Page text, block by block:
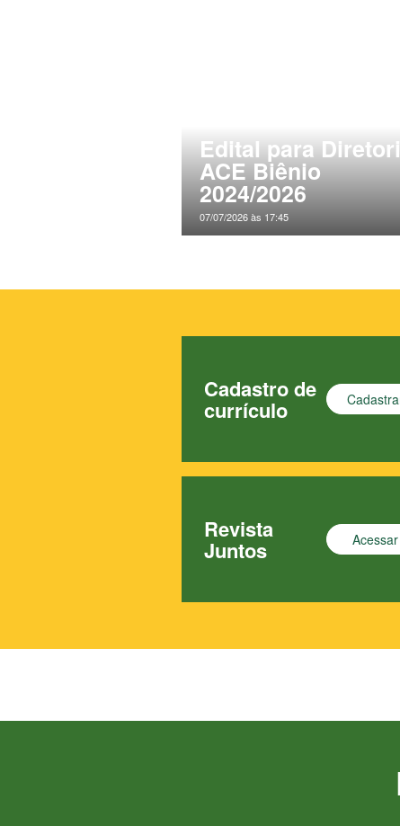
Edital para
ACE Biênio
2024/2026
07/07/2026 às 17:45
Cadastro de
currículo
Revista
Juntos Acessar